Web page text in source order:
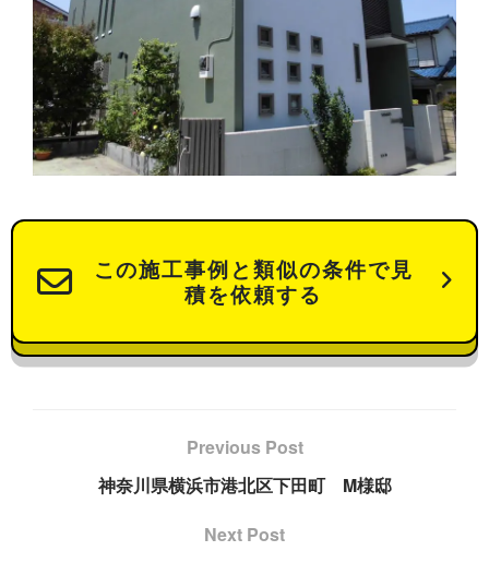
この施工事例と類似の条件で見
積を依頼する
Previous Post
神奈川県横浜市港北区下田町 M様邸
Next Post